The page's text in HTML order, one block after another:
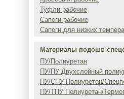
Туфли рабочие
Сапоги рабочие
Сапоги для низких
Материалы подошв
ПУ/Полиуретан
ПУ/ПУ Двухслойный
ПУ/СПУ Полиуретан/
ПУ/ТПУ Полиуретан/